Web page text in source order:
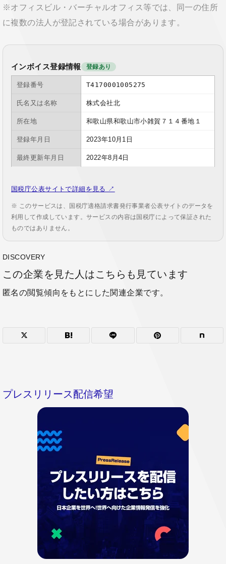
※オフィスビル・バーチャルオフィス等では、同一の住所
に複数の法人が登記されている場合があります。
インボイス登録情報 登録あり
登録番号 T4170001005275
氏名又は名称 株式会社北
所在地 和歌山県和歌山市小雑賀７１４番地１
登録年月日 2023年10月1日
最終更新年月日 2022年8月4日
国税庁公表サイトで詳細を見る ↗
※ このサービスは、国税庁適格請求書発行事業者公表サイトのデータを
利用して作成しています。サービスの内容は国税庁によって保証された
ものではありません。
DISCOVERY
この企業を見た人はこちらも見ています
匿名の閲覧傾向をもとにした関連企業です。
プレスリリース配信希望